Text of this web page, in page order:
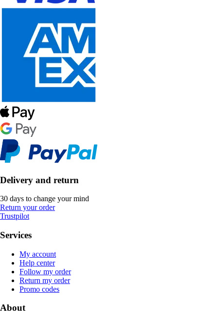
Delivery and return
30 days to change your mind
Return your order
Trustpilot
Services
My account
Help center
Follow my order
Return my order
Promo codes
About